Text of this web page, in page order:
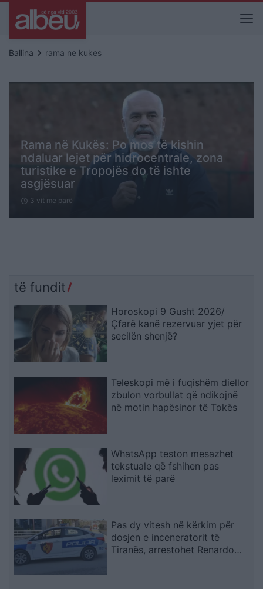
Ballina keyboard_arrow_right rama ne kukes
Rama në Kukës: Po mos të kishin
ndaluar lejet për hidrocentrale, zona
turistike e Tropojës do të ishte
asgjësuar
schedule 3 vit me parë
të fundit
Horoskopi 9 Gusht 2026/
Çfarë kanë rezervuar yjet për
secilën shenjë?
Teleskopi më i fuqishëm diellor
zbulon vorbullat që ndikojnë
në motin hapësinor të Tokës
WhatsApp teston mesazhet
tekstuale që fshihen pas
leximit të parë
Pas dy vitesh në kërkim për
dosjen e inceneratorit të
Tiranës, arrestohet Renardo